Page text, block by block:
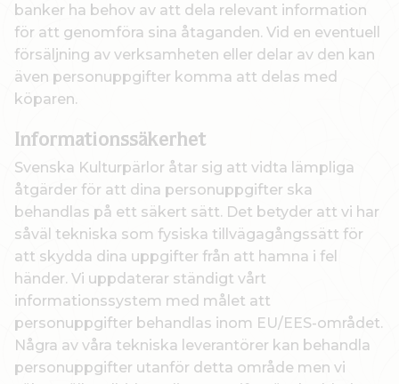
banker ha behov av att dela relevant information
för att genomföra sina åtaganden. Vid en eventuell
försäljning av verksamheten eller delar av den kan
även personuppgifter komma att delas med
köparen.
Informationssäkerhet
Svenska Kulturpärlor åtar sig att vidta lämpliga
åtgärder för att dina personuppgifter ska
behandlas på ett säkert sätt. Det betyder att vi har
såväl tekniska som fysiska tillvägagångssätt för
att skydda dina uppgifter från att hamna i fel
händer. Vi uppdaterar ständigt vårt
informationssystem med målet att
personuppgifter behandlas inom EU/EES-området.
Några av våra tekniska leverantörer kan behandla
personuppgifter utanför detta område men vi